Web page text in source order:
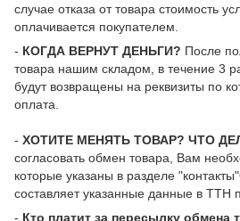
случае отказа от товара стоимость
оплачивается покупателем.
- КОГДА ВЕРНУТ ДЕНЬГИ? После
товара нашим складом, в течение 3
будут возвращены на реквизиты по
оплата.
- ХОТИТЕ МЕНЯТЬ ТОВАР? ЧТО
согласовать обмен товара, Вам
которые указаны в разделе
составляет указанные данные в ТТН
- Кто платит за пересылку обмена